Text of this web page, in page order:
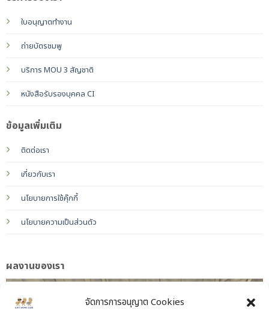
จัดการการอนุญาต Cookies
ใบอนุญาตทำงาน
ถ่ายบัตรชมพู
บริการ MOU 3 สัญชาติ
หนังสือรับรองบุคคล CI
ข้อมูลเพิ่มเติม
ติดต่อเรา
เกี่ยวกับเรา
นโยบายการใช้คุ๊กกี้
นโยบายความเป็นส่วนตัว
ผลงานของเรา